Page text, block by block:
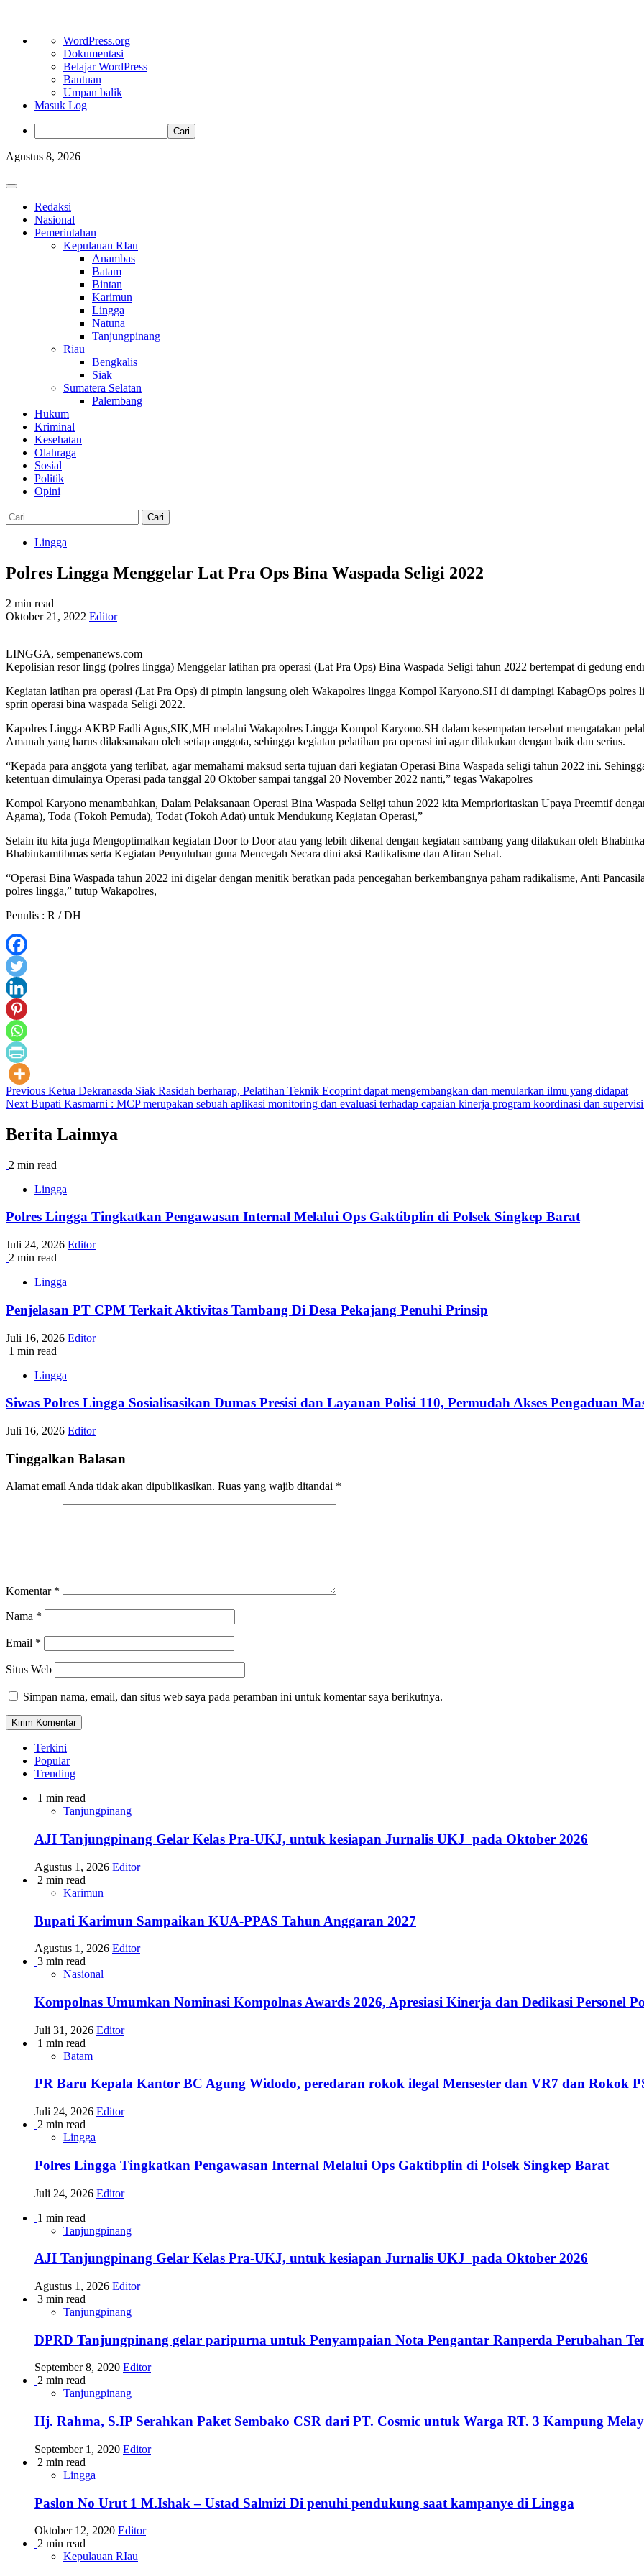
Tentang
WordPress
WordPress.org
Dokumentasi
Belajar WordPress
Bantuan
Umpan balik
Masuk Log
Cari
Skip
content
Agustus 8, 2026
Primary
Redaksi
Nasional
Pemerintahan
Kepulauan RIau
Anambas
Batam
Bintan
Karimun
Lingga
Natuna
Tanjungpinang
Riau
Bengkalis
Siak
Sumatera Selatan
Palembang
Hukum
Kriminal
Kesehatan
Olahraga
Sosial
Politik
Opini
Cari
untuk:
Lingga
Polres Lingga Menggelar Lat Pra Ops Bina Waspada Seligi 2022
2 min read
Oktober 21, 2022 Editor
LINGGA, sempenanews.com –
Kepolisian resor lingg (polres lingga) Menggelar latihan pra operasi (Lat Pra Ops) Bina Waspada Seligi tahun 2022 bertempat di gedung
Kegiatan latihan pra operasi (Lat Pra Ops) di pimpin langsung oleh Wakapolres lingga Kompol Karyono.SH di dampingi KabagOps
sprin operasi bina waspada Seligi 2022.
Kapolres Lingga AKBP Fadli Agus,SIK,MH melalui Wakapolres Lingga Kompol Karyono.SH dalam kesempatan tersebut mengatakan
Amanah yang harus dilaksanakan oleh setiap anggota, sehingga kegiatan pelatihan pra operasi ini agar dilakukan dengan baik dan serius.
“Kepada para anggota yang terlibat, agar memahami maksud serta tujuan dari kegiatan Operasi Bina Waspada seligi tahun 2022 ini.
ketentuan dimulainya Operasi pada tanggal 20 Oktober sampai tanggal 20 November 2022 nanti,” tegas Wakapolres
Kompol Karyono menambahkan, Dalam Pelaksanaan Operasi Bina Waspada Seligi tahun 2022 kita Memprioritaskan Upaya Preemtif
Agama), Toda (Tokoh Pemuda), Todat (Tokoh Adat) untuk Mendukung Kegiatan Operasi,”
Selain itu kita juga Mengoptimalkan kegiatan Door to Door atau yang lebih dikenal dengan kegiatan sambang yang dilakukan oleh
Bhabinkamtibmas serta Kegiatan Penyuluhan guna Mencegah Secara dini aksi Radikalisme dan Aliran Sehat.
“Operasi Bina Waspada tahun 2022 ini digelar dengan menitik beratkan pada pencegahan berkembangnya paham radikalisme, Anti
polres lingga,” tutup Wakapolres,
Penulis : R / DH
Post
navigation
Previous Ketua Dekranasda Siak Rasidah berharap, Pelatihan Teknik Ecoprint dapat mengembangkan dan menularkan ilmu yang didapat
Next Bupati Kasmarni : MCP merupakan sebuah aplikasi monitoring dan evaluasi terhadap capaian kinerja program koordinasi dan
Berita Lainnya
2 min read
Lingga
Polres Lingga Tingkatkan Pengawasan Internal Melalui Ops Gaktibplin di Polsek Singkep Barat
Juli 24, 2026 Editor
2 min read
Lingga
Penjelasan PT CPM Terkait Aktivitas Tambang Di Desa Pekajang Penuhi Prinsip
Juli 16, 2026 Editor
1 min read
Lingga
Siwas Polres Lingga Sosialisasikan Dumas Presisi dan Layanan Polisi 110, Permudah Akses Pengaduan
Juli 16, 2026 Editor
Tinggalkan Balasan
Alamat email Anda tidak akan dipublikasikan. Ruas yang wajib ditandai *
Komentar *
Nama *
Email *
Situs Web
Simpan nama, email, dan situs web saya pada peramban ini untuk komentar saya berikutnya.
Terkini
Popular
Trending
1 min read
Tanjungpinang
AJI Tanjungpinang Gelar Kelas Pra-UKJ, untuk kesiapan Jurnalis UKJ pada Oktober 2026
Agustus 1, 2026 Editor
2 min read
Karimun
Bupati Karimun Sampaikan KUA-PPAS Tahun Anggaran 2027
Agustus 1, 2026 Editor
3 min read
Nasional
Kompolnas Umumkan Nominasi Kompolnas Awards 2026, Apresiasi Kinerja dan Dedikasi Personel
Juli 31, 2026 Editor
1 min read
Batam
PR Baru Kepala Kantor BC Agung Widodo, peredaran rokok ilegal Mensester dan VR7 dan Rokok
Juli 24, 2026 Editor
2 min read
Lingga
Polres Lingga Tingkatkan Pengawasan Internal Melalui Ops Gaktibplin di Polsek Singkep Barat
Juli 24, 2026 Editor
1 min read
Tanjungpinang
AJI Tanjungpinang Gelar Kelas Pra-UKJ, untuk kesiapan Jurnalis UKJ pada Oktober 2026
Agustus 1, 2026 Editor
3 min read
Tanjungpinang
DPRD Tanjungpinang gelar paripurna untuk Penyampaian Nota Pengantar Ranperda Perubahan
September 8, 2020 Editor
2 min read
Tanjungpinang
Hj. Rahma, S.IP Serahkan Paket Sembako CSR dari PT. Cosmic untuk Warga RT. 3 Kampung
September 1, 2020 Editor
2 min read
Lingga
Paslon No Urut 1 M.Ishak – Ustad Salmizi Di penuhi pendukung saat kampanye di Lingga
Oktober 12, 2020 Editor
2 min read
Kepulauan RIau